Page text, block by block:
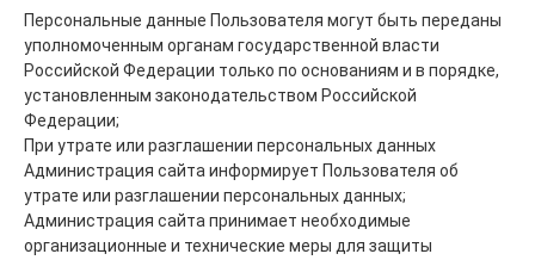
Персональные данные Пользователя могут быть переданы
уполномоченным органам государственной власти
Российской Федерации только по основаниям и в порядке,
установленным законодательством Российской
Федерации;
При утрате или разглашении персональных данных
Администрация сайта информирует Пользователя об
утрате или разглашении персональных данных;
Администрация сайта принимает необходимые
организационные и технические меры для защиты